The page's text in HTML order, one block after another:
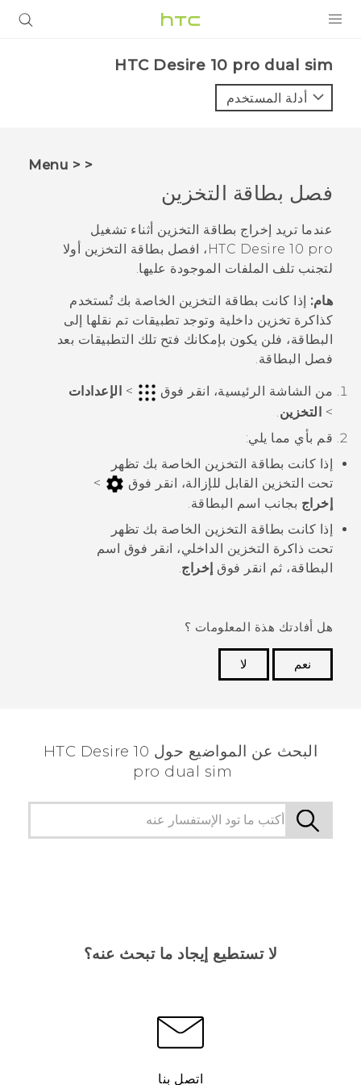
VIVE
VIVERSE
البرامج + التطبيقات
الدعم
أجهزة HTC والملحقات
HTC Desire 10 pro dual sim‎
أدلة المستخدم
< < Menu
فصل بطاقة التخزين
عندما تريد إخراج بطاقة التخزين أثناء تشغيل
HTC Desire 10 pro ، افصل بطاقة التخزين أولا
لتجنب تلف الملفات الموجودة عليها.
هام: إذا كانت بطاقة التخزين الخاصة بك تُستخدم
كذاكرة تخزين داخلية وتوجد تطبيقات تم نقلها إلى
البطاقة، فلن يكون بإمكانك فتح تلك التطبيقات بعد
فصل البطاقة.
من الشاشة الرئيسية، انقر فوق >
الإعدادات
> التخزين
قم بأي مما يلي:
إذا كانت بطاقة التخزين الخاصة بك تظهر
تحت التخزين القابل للإزالة، انقر فوق
>
إخراج بجانب اسم البطاقة.
إذا كانت بطاقة التخزين الخاصة بك تظهر
تحت ذاكرة التخزين الداخلي، انقر فوق اسم
البطاقة، ثم انقر فوق إخراج.
هل أفادتك هذة المعلومات ؟
نعم
لا
البحث عن المواضيع حول HTC Desire 10
pro dual sim
لا تستطيع إيجاد ما تبحث عنه؟
اتصل بنا